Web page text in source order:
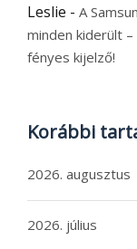
Leslie - A
minden kiderült
fényes kijelző!
Korábbi
2026. augusztus
2026. július